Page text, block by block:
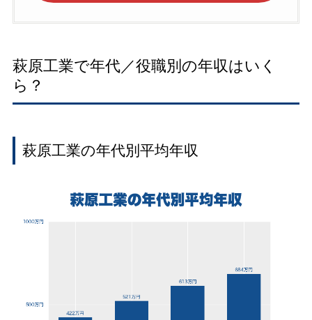
萩原工業で年代／役職別の年収はいく
ら？
萩原工業の年代別平均年収